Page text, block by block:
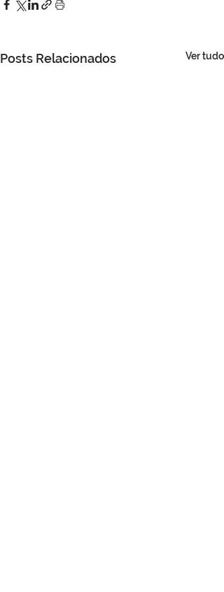
Posts Relacionados Ver tudo